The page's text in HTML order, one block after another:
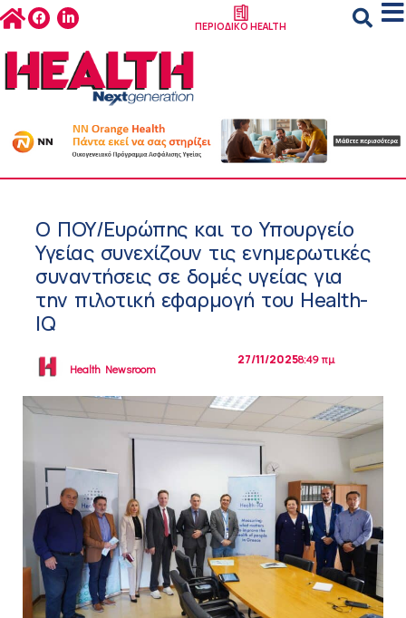
ΠΕΡΙΟΔΙΚΟ HEALTH
Ο ΠΟΥ/Ευρώπης και το Υπουργείο
Υγείας συνεχίζουν τις ενημερωτικές
συναντήσεις σε δομές υγείας για
την πιλοτική εφαρμογή του Health-
IQ
Health Newsroom
27/11/20258:49 πμ